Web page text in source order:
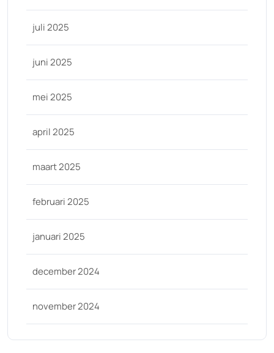
juli 2025
juni 2025
mei 2025
april 2025
maart 2025
februari 2025
januari 2025
december 2024
november 2024